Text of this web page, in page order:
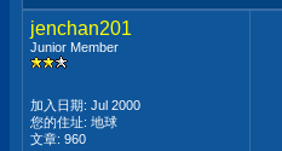
jenchan201
Junior Member
加入日期: Jul 2000
您的住址: 地球
文章: 960